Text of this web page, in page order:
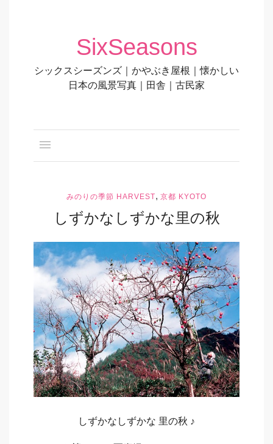
SixSeasons
シックスシーズンズ｜かやぶき屋根｜懐かしい
日本の風景写真｜田舎｜古民家
みのりの季節 HARVEST, 京都 KYOTO
しずかなしずかな里の秋
Sano
しずかなしずかな 里の秋 ♪